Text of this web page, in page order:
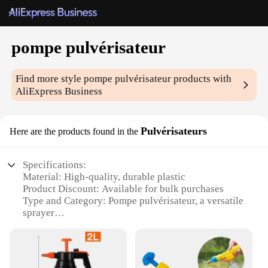
pompe pulvérisateur
Find more stylepompe pulvérisateur products with
AliExpress Business
Here are the products found in the Pulvérisateurs
Specifications:
Material: High-quality, durable plastic
Product Discount: Available for bulk purchases
Type and Category: Pompe pulvérisateur, a versatile
sprayer
Usage and Purpose: Ideal for various cleaning tasks
Performance and Property: Efficient and effective
spraying